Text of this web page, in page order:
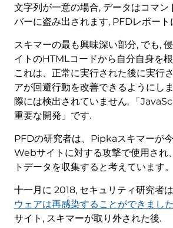
文字列が一意の場合, データはコマン
バーに盗み出されます, PFDレポート
スキマーの最も興味深い部分, でも,
イトのHTMLコードから自分自身を
これは、正常に実行された後に実行
アが回避行動を改善できるようにし
際には検出されていません, 「
重要な開発」です.
PFDの研究者は、Pipkaスキマーが
Webサイトに対する攻撃で使用され
トデータを収集すると考えています
十一月に 2018, セキュリティ研究者は
ウェアは再感染することができました
サイト, スキマーが取り外された後.